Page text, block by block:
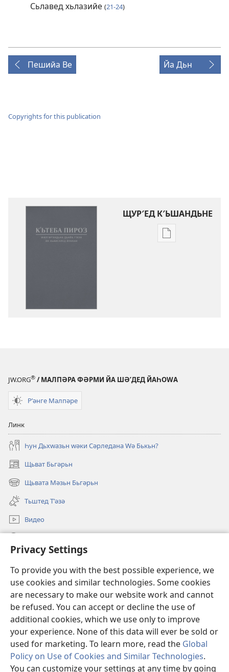
Privacy Settings
To provide you with the best possible experience, we
use cookies and similar technologies. Some cookies
are necessary to make our website work and cannot
be refused. You can accept or decline the use of
additional cookies, which we use only to improve
your experience. None of this data will ever be sold or
used for marketing. To learn more, read the Global
Policy on Use of Cookies and Similar Technologies.
You can customize your settings at any time by going
Сьлавед хьлазийе (21-24)
Пешийа Ве Йа Дьн
Copyrights for this publication
ЩУР′ЕД К′ЬШАНДЬНЕ
Щур′ед
JW.ORG® / МАЛПӘРА ФӘРМИ ЙА ШӘʹДЕД ЙАҺОWА
Рʹәнге Малпәре
Линк
Һун Дьхԝазьн ԝәки Сәрледана Ԝә Бькьн?
Щьват Бьгәрьн
(opens
new
window)
Щьвата Мәзьн Бьгәрьн
(opens
new
window)
Тьштед Тʹәзә
Видео
(opens
window)КʹЬТЕБХАНӘЙА ОНЛАЙН йа Бьрща Qәрәwьлийе
(opens
new
window)JW Hub ®
(opens
new
window)
Copyright© 2026 Watch Tower Bible and Tract Society of Pennsylvania.